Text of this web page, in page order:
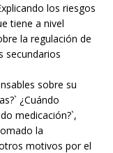
los riesgos
tiene a nivel
la regulación de
secundarios
sobre su
¿Cuándo
medicación?`,
la
motivos por el